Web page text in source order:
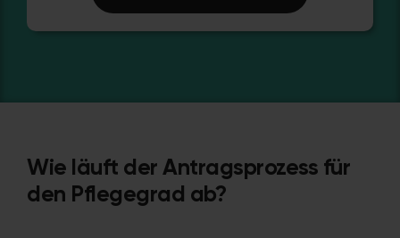
Wie läuft der Antragsprozess für
den Pflegegrad ab?